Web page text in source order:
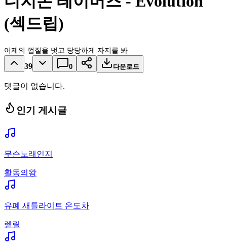
(섹드립)
어제의 껍질을 벗고 당당하게 자지를 봐
39 0 다운로드
댓글이 없습니다.
인기 게시글
무슨노래인지
활동의왕
유폐 새틀라이트 온도차
렡릴